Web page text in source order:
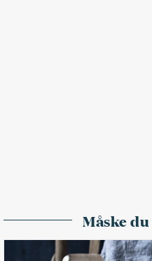
Måske